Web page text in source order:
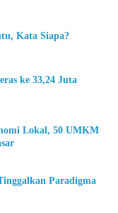
Kata Siapa?
ke 33,24 Juta
Lokal, 50 UMKM
Paradigma